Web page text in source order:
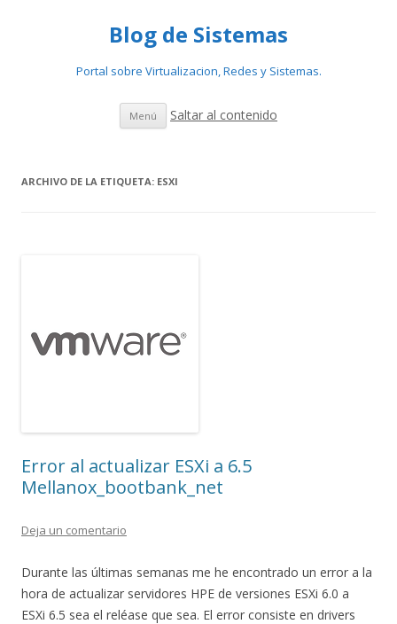
Blog de Sistemas
Portal sobre Virtualizacion, Redes y Sistemas.
Menú Saltar al contenido
ARCHIVO DE LA ETIQUETA: ESXI
Error al actualizar ESXi a 6.5
Mellanox_bootbank_net
Deja un comentario
Durante las últimas semanas me he encontrado un error a la
hora de actualizar servidores HPE de versiones ESXi 6.0 a
ESXi 6.5 sea el reléase que sea. El error consiste en drivers